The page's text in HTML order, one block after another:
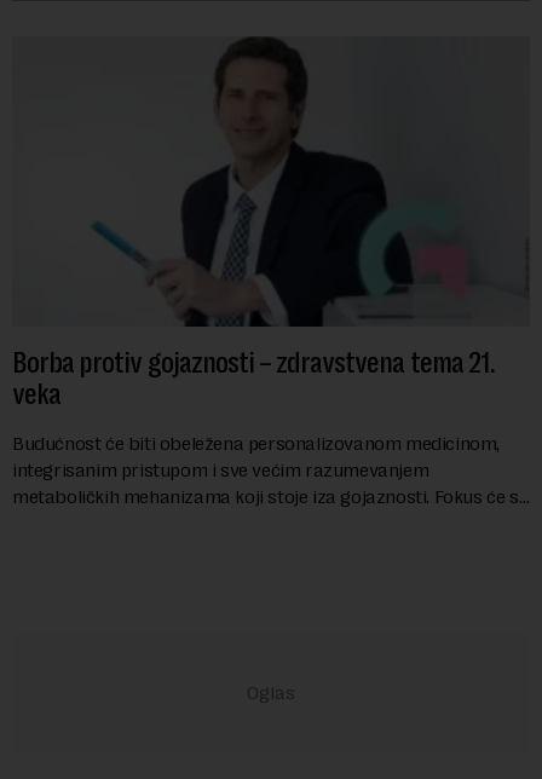
Borba protiv gojaznosti – zdravstvena tema 21.
veka
Budućnost će biti obeležena personalizovanom medicinom,
integrisanim pristupom i sve većim razumevanjem
metaboličkih mehanizama koji stoje iza gojaznosti. Fokus će se